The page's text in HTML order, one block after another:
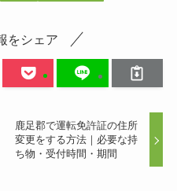
をシェア
鹿足郡で運転免許証の住所
変更をする方法｜必要な持
ち物・受付時間・期間